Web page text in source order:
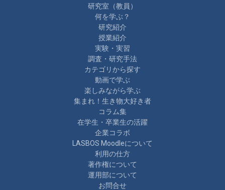
研究室（教員）
何を学ぶ？
研究紹介
授業紹介
実験・実習
調査・研究手法
カテゴリから探す
動画で学ぶ
楽しみながら学ぶ
集まれ！生き物大好き者
コラム集
在学生・卒業生の活躍
企業コラボ
LASBOS Moodleについて
利用の仕方
著作権について
運用部について
お問合せ